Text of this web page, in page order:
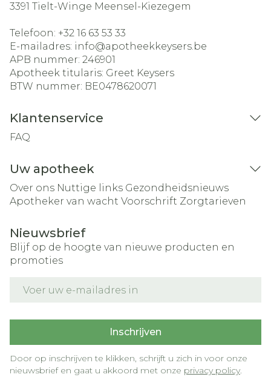
3391 Tielt-Winge Meensel-Kiezegem
Telefoon: +32 16 63 53 33
E-mailadres: info@apotheekkeysers.be
APB nummer: 246901
Apotheek titularis: Greet Keysers
BTW nummer: BE0478620071
Klantenservice
FAQ
Uw apotheek
Over ons Nuttige links Gezondheidsnieuws
Apotheker van wacht Voorschrift Zorgtarieven
Nieuwsbrief
Blijf op de hoogte van nieuwe producten en
promoties
Inschrijven
Door op inschrijven te klikken, schrijft u zich in voor onze
nieuwsbrief en gaat u akkoord met onze privacy policy.